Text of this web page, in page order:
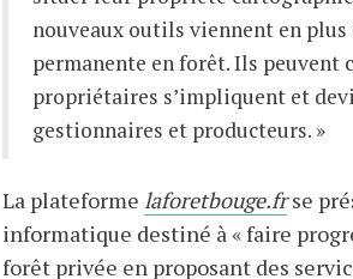
nouveaux outils viennent en plus
permanente en forêt. Ils peuvent
propriétaires s’impliquent et
gestionnaires et producteurs. »
La plateforme laforetbouge.frse
informatique destiné à « faire
forêt privée en proposant des